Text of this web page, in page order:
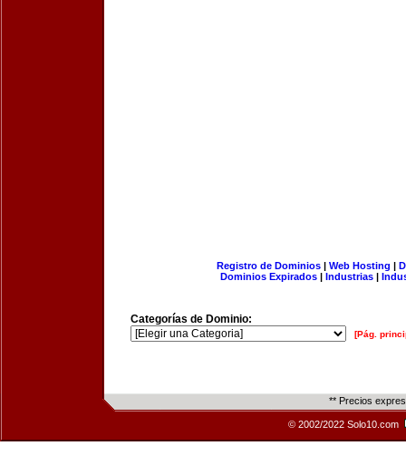
Registro de Dominios| Web Hosting |
Dominios Expirados | Industrias |
Categorías de Dominio:
[Pág.
** Precios
© 2002/2022 Solo10.com